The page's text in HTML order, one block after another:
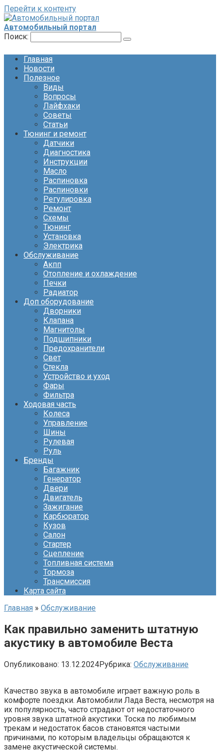
Перейти к контенту
Автомобильный портал
Поиск:
Главная
Новости
Полезное
Виды
Вопросы
Лайфхаки
Советы
Статьи
Тюнинг и ремонт
Датчики
Диагностика
Инструкции
Масло
Распиновка
Распиновки
Регулировка
Ремонт
Схемы
Тюнинг
Установка
Электрика
Обслуживание
Акпп
Отопление и охлаждение
Печки
Радиатор
Доп оборудование
Дворники
Клапана
Магнитолы
Подшипники
Предохранители
Свет
Стекла
Устройство и уход
Фары
Фильтра
Ходовая часть
Колеса
Управление
Шины
Рулевая
Руль
Бренды
Багажник
Генератор
Двери
Двигатель
Зажигание
Карбюратор
Кузов
Салон
Стартер
Сцепление
Топливная система
Тормоза
Трансмиссия
Карта сайта
Главная » Обслуживание
Как правильно заменить штатную
акустику в автомобиле Веста
Опубликовано: 13.12.2024Рубрика: Обслуживание
Качество звука в автомобиле играет важную роль в
комфорте поездки. Автомобили Лада Веста, несмотря на
их популярность, часто страдают от недостаточного
уровня звука штатной акустики. Тоска по любимым
трекам и недостаток басов становятся частыми
причинами, по которым владельцы обращаются к
замене акустической системы.